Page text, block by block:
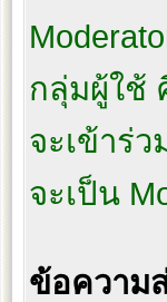
กลุ่มผู้ใช้
จะเข้าร่
จะเป็น
ข้อความ